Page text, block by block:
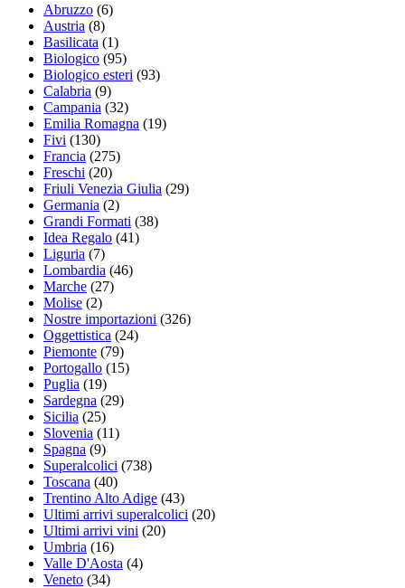
Abruzzo (6)
Austria (8)
Basilicata (1)
Biologico (95)
Biologico esteri (93)
Calabria (9)
Campania (32)
Emilia Romagna (19)
Fivi (130)
Francia (275)
Freschi (20)
Friuli Venezia Giulia (29)
Germania (2)
Grandi Formati (38)
Idea Regalo (41)
Liguria (7)
Lombardia (46)
Marche (27)
Molise (2)
Nostre importazioni (326)
Oggettistica (24)
Piemonte (79)
Portogallo (15)
Puglia (19)
Sardegna (29)
Sicilia (25)
Slovenia (11)
Spagna (9)
Superalcolici (738)
Toscana (40)
Trentino Alto Adige (43)
Ultimi arrivi superalcolici (20)
Ultimi arrivi vini (20)
Umbria (16)
Valle D'Aosta (4)
Veneto (34)